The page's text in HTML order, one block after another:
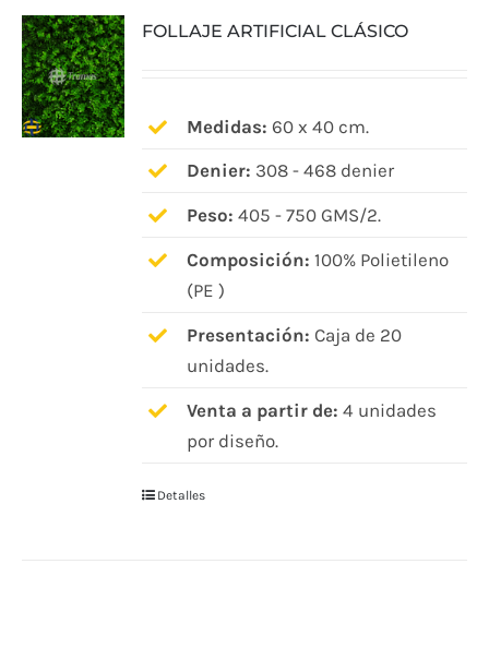
FOLLAJE ARTIFICIAL CLÁSICO
Medidas: 60 x 40 cm.
Denier: 308 - 468 denier
Peso: 405 - 750 GMS/2.
Composición: 100% Polietileno
(PE )
Presentación: Caja de 20
unidades.
Venta a partir de: 4 unidades
por diseño.
Detalles